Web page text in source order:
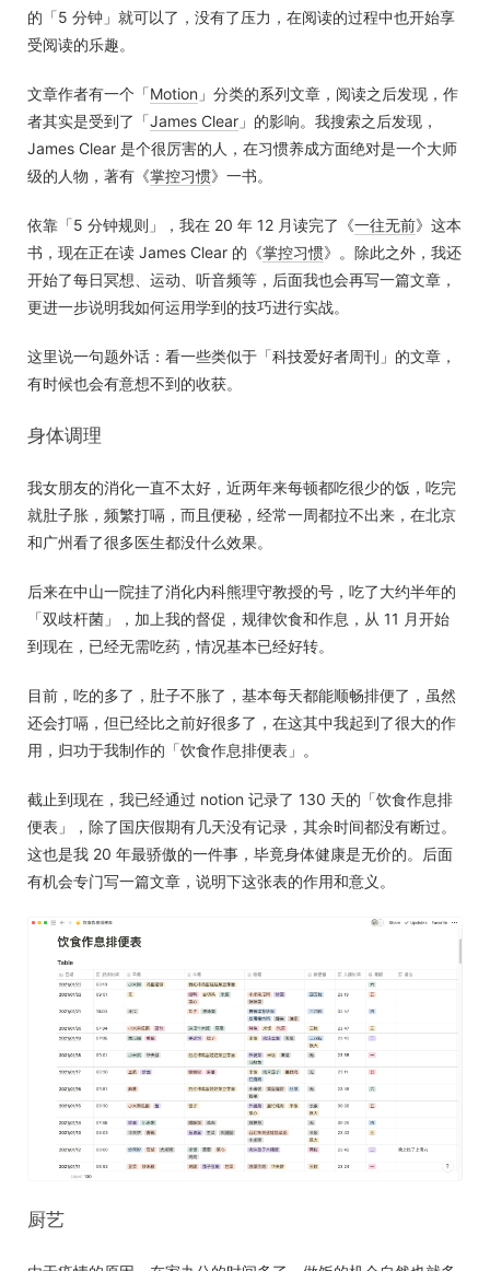
的「5 分钟」就可以了，没有了压力，在阅读的过程中也开始享
受阅读的乐趣。
文章作者有一个「Motion 」分类的系列文章，阅读之后发现，作
者其实是受到了「James Clear 」的影响。我搜索之后发现，
James Clear 是个很厉害的人，在习惯养成方面绝对是一个大师
级的人物，著有《掌控习惯》一书。
依靠「5 分钟规则」，我在 20 年 12 月读完了《一往无前》这本
书，现在正在读 James Clear 的《掌控习惯》。除此之外，我还
开始了每日冥想、运动、听音频等，后面我也会再写一篇文章，
更进一步说明我如何运用学到的技巧进行实战。
这里说一句题外话：看一些类似于「科技爱好者周刊」的文章，
有时候也会有意想不到的收获。
身体调理
我女朋友的消化一直不太好，近两年来每顿都吃很少的饭，吃完
就肚子胀，频繁打嗝，而且便秘，经常一周都拉不出来，在北京
和广州看了很多医生都没什么效果。
后来在中山一院挂了消化内科熊理守教授的号，吃了大约半年的
「双歧杆菌」，加上我的督促，规律饮食和作息，从 11 月开始
到现在，已经无需吃药，情况基本已经好转。
目前，吃的多了，肚子不胀了，基本每天都能顺畅排便了，虽然
还会打嗝，但已经比之前好很多了，在这其中我起到了很大的作
用，归功于我制作的「饮食作息排便表」。
截止到现在，我已经通过 notion 记录了 130 天的「饮食作息排
便表」，除了国庆假期有几天没有记录，其余时间都没有断过。
这也是我 20 年最骄傲的一件事，毕竟身体健康是无价的。后面
有机会专门写一篇文章，说明下这张表的作用和意义。
厨艺